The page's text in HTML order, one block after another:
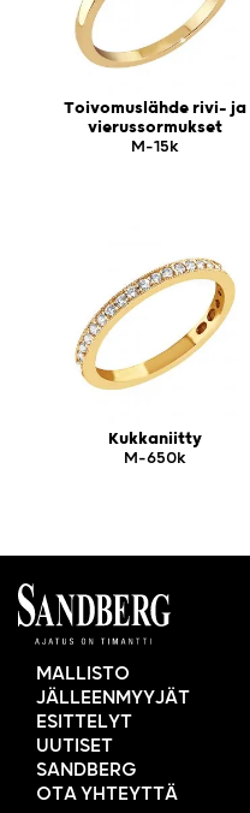
Toivomuslähde rivi- ja
vierussormukset
M-15k
Kukkaniitty
M-650k
MALLISTO
JÄLLEENMYYJÄT
ESITTELYT
UUTISET
SANDBERG
OTA YHTEYTTÄ